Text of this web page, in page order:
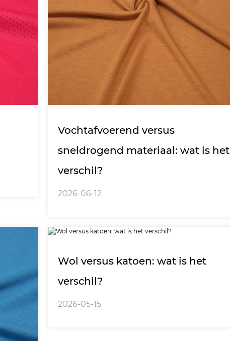
Vochtafvoerend versus
sneldrogend materiaal: wat is het
verschil?
2026-06-12
Wol versus katoen: wat is het
verschil?
2026-05-15